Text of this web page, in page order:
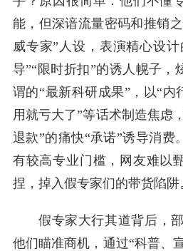
能，但深谙流量密码和推销
威专家”人设，表演精心设
导”“限时折扣”的诱人幌子，
谓的“最新科研成果”，以“内
用就亏大了”等话术制造焦虑
退款”的痛快“承诺”诱导消费
有较高专业门槛，网友难以
捏，掉入假专家们的带货陷阱
假专家大行其道背后，
他们瞄准商机，通过“科普、